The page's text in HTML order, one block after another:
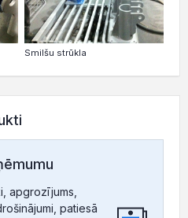
Smilšu strūkla
apgrozījums,
patiesā